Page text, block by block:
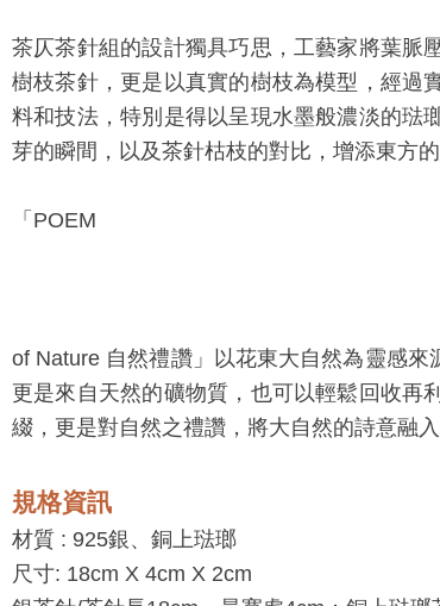
茶仄茶針組的設計獨具巧思，工藝家將葉脈
樹枝茶針，更是以真實的樹枝為模型，經過
料和技法，特別是得以呈現水墨般濃淡的琺
芽的瞬間，以及茶針枯枝的對比，增添東方的
「POEM
of Nature 自然禮讚」以花東大自然為靈感
更是來自天然的礦物質，也可以輕鬆回收再
綴，更是對自然之禮讚，將大自然的詩意融入
規格資訊
材質 : 925銀、銅上琺瑯
尺寸: 18cm X 4cm X 2cm